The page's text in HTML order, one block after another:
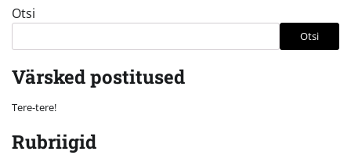
Otsi
Otsi
Värsked postitused
Tere-tere!
Rubriigid